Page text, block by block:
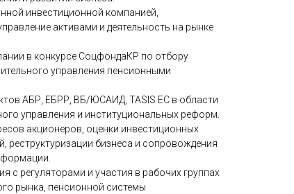
инвестиционной компанией,
активами и деятельность на рынке
в конкурсе СоцфондаКР по отбору
управления пенсионными
АБР, ЕБРР, ВБ/ЮСАИД, TASIS ЕС в области
управления и институциональных реформ.
акционеров, оценки инвестиционных
реструктуризации бизнеса и сопровождения
с регуляторами и участия в рабочих группах
рынка, пенсионной системы